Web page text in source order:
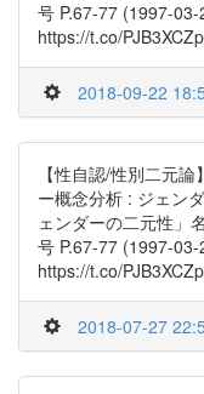
号 P.67-77 (1997-
https://t.co/
2018-09-22
【性自認/性別二元
ー概念分析 : ジェン
ェンダーの二元性」
号 P.67-77 (1997-
https://t.co/
2018-07-27